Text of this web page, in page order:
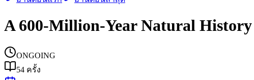
A 600-Million-Year Natural
ONGOING
54 ครั้ง